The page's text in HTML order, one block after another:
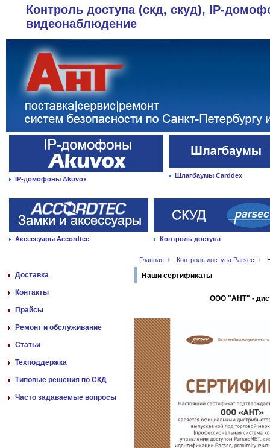
Контроль доступа (скд, скуд), IP-
видеонаблюдение
IP-домофоны Akuvox Шлагбаумы Carddex
Аксессуары Accordtec Контроль доступа
Главная Контроль доступа Parsec
Доставка
Контакты
Прайсы
Ремонт и обслуживание
Статьи
Техподдержка
Типовые решения по СКД
Часто задаваемые вопросы
Наши сертификаты
ООО "АНТ" -